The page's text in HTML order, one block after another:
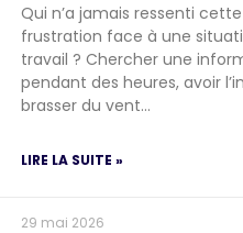
Qui n’a jamais ressenti
frustration face à une
travail ? Chercher une
pendant des heures, avoir
brasser du vent…
LIRE LA SUITE »
29 mai 2026